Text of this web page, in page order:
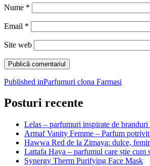
Nume *
Email *
Site web
Navigare
în
articole
Published inParfumuri clona Farmasi
Posturi recente
Lelas – parfumuri inspirate de branduri
Armaf Vanity Femme – Parfum
Hawwa Red de la Zimaya: dulce,
Lattafa Haya – parfumul care știe cum
Synergy Therm Purifying Face Mask